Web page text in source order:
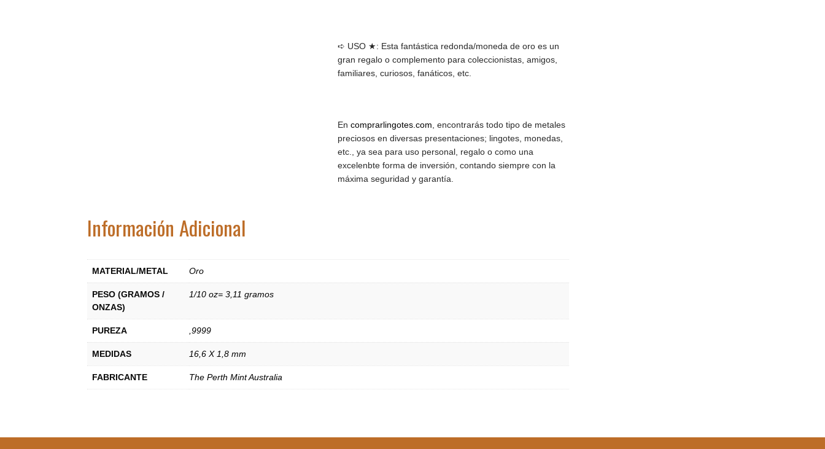
➪ USO ★: Esta fantástica redonda/moneda de oro es un
gran regalo o complemento para coleccionistas, amigos,
familiares, curiosos, fanáticos, etc.
Encomprarlingotes.com , encontrarás todo tipo de metales
preciosos en diversas presentaciones; lingotes, monedas,
etc., ya sea para uso personal, regalo o como una
excelenbte forma de inversión, contando siempre con la
máxima seguridad y garantía.
Información Adicional
MATERIAL/METAL Oro
PESO (GRAMOS /
ONZAS)
1/10 oz= 3,11 gramos
PUREZA ,9999
MEDIDAS 16,6 X 1,8 mm
FABRICANTE The Perth Mint Australia